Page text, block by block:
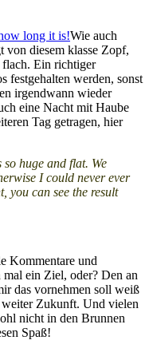
Wie auch
diesem klasse Zopf,
flach. Ein richtiger
festgehalten werden, sonst
irgendwann wieder
eine Nacht mit Haube
Tag getragen, hier
huge and flat. We
I could never ever
you can see the result
Kommentare und
ein Ziel, oder? Den an
das vornehmen soll weiß
Zukunft. Und vielen
nicht in den Brunnen
Spaß!